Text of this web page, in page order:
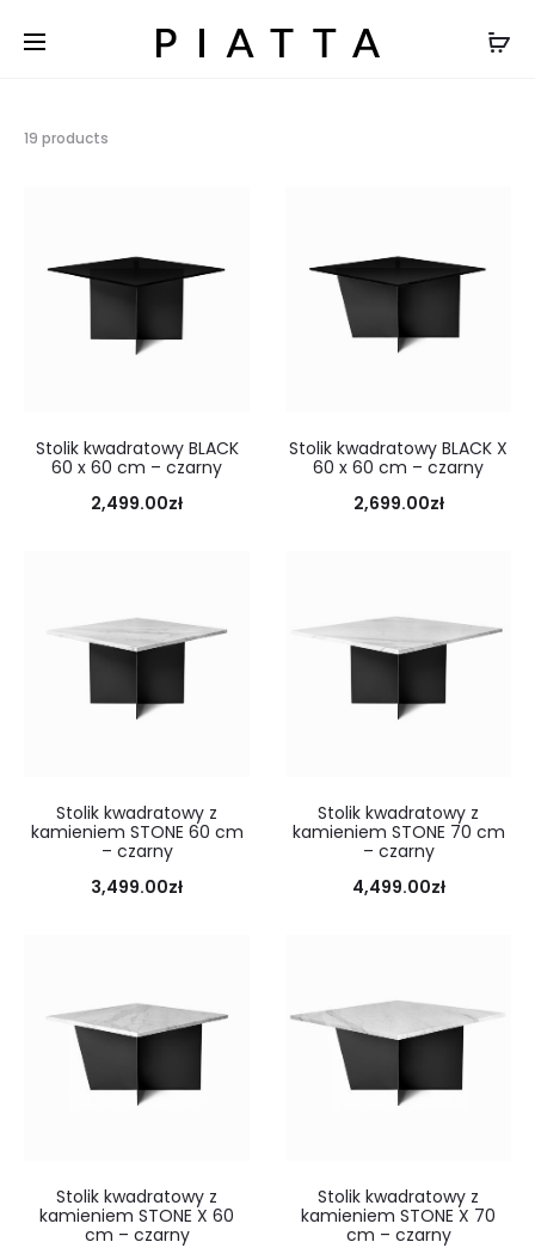
19 products
Stolik kwadratowy BLACK
60 x 60 cm – czarny
2,499.00zł
Stolik kwadratowy BLACK X
60 x 60 cm – czarny
2,699.00zł
Stolik kwadratowy z
kamieniem STONE 60 cm
– czarny
3,499.00zł
Stolik kwadratowy z
kamieniem STONE 70 cm
– czarny
4,499.00zł
Stolik kwadratowy z
kamieniem STONE X 60
cm – czarny
Stolik kwadratowy z
kamieniem STONE X 70
cm – czarny